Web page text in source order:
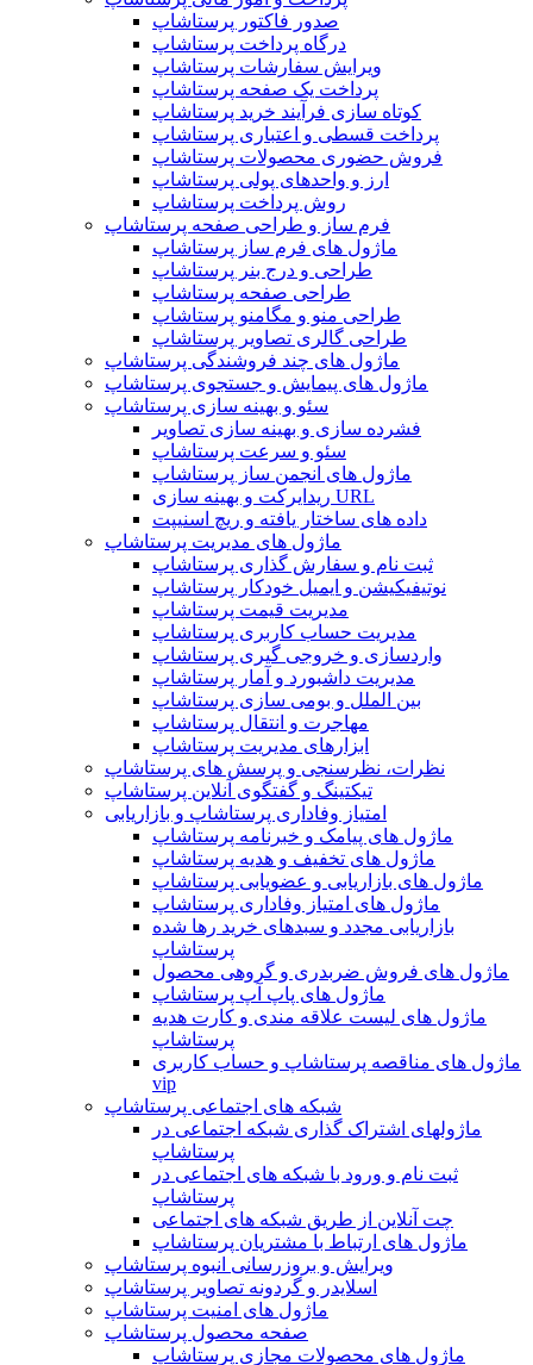
صدور فاکتور پرستاشاپ
درگاه پرداخت پرستاشاپ
ویرایش سفارشات پرستاشاپ
پرداخت یک صفحه پرستاشاپ
کوتاه سازی فرآیند خرید پرستاشاپ
پرداخت قسطی و اعتباری پرستاشاپ
فروش حضوری محصولات پرستاشاپ
ارز و واحدهای پولی پرستاشاپ
روش پرداخت پرستاشاپ
فرم ساز و طراحی صفحه پرستاشاپ
ماژول های فرم ساز پرستاشاپ
طراحی و درج بنر پرستاشاپ
طراحی صفحه پرستاشاپ
طراحی منو و مگامنو پرستاشاپ
طراحی گالری تصاویر پرستاشاپ
ماژول های چند فروشندگی پرستاشاپ
ماژول های پیمایش و جستجوی پرستاشاپ
سئو و بهینه سازی پرستاشاپ
فشرده سازی و بهینه سازی تصاویر
سئو و سرعت پرستاشاپ
ماژول های انجمن ساز پرستاشاپ
ریدایرکت و بهینه سازی URL
داده های ساختار یافته و ریچ اسنیپت
ماژول های مدیریت پرستاشاپ
ثبت نام و سفارش گذاری پرستاشاپ
نوتیفیکیشن و ایمیل خودکار پرستاشاپ
مدیریت قیمت پرستاشاپ
مدیریت حساب کاربری پرستاشاپ
واردسازی و خروجی گیری پرستاشاپ
مدیریت داشبورد و آمار پرستاشاپ
بین الملل و بومی سازی پرستاشاپ
مهاجرت و انتقال پرستاشاپ
ابزارهای مدیریت پرستاشاپ
نظرات، نظرسنجی و پرسش های پرستاشاپ
تیکتینگ و گفتگوی آنلاین پرستاشاپ
امتیاز وفاداری پرستاشاپ و بازاریابی
ماژول های پیامک و خبرنامه پرستاشاپ
ماژول های تخفیف و هدیه پرستاشاپ
ماژول های بازاریابی و عضویابی پرستاشاپ
ماژول های امتیاز وفاداری پرستاشاپ
بازاریابی مجدد و سبدهای خرید رها شده
پرستاشاپ
ماژول های فروش ضربدری و گروهی محصول
ماژول های پاپ آپ پرستاشاپ
ماژول های لیست علاقه مندی و کارت هدیه
پرستاشاپ
ماژول های مناقصه پرستاشاپ و حساب کاربری
vip
شبکه های اجتماعی پرستاشاپ
ماژولهای اشتراک‌ گذاری شبکه اجتماعی در
پرستاشاپ
ثبت نام و ورود با شبکه های اجتماعی در
پرستاشاپ
چت آنلاین از طریق شبکه های اجتماعی
ماژول های ارتباط با مشتریان پرستاشاپ
ویرایش و بروزرسانی انبوه پرستاشاپ
اسلایدر و گردونه تصاویر پرستاشاپ
ماژول های امنیت پرستاشاپ
صفحه محصول پرستاشاپ
ماژول های محصولات مجازی پرستاشاپ